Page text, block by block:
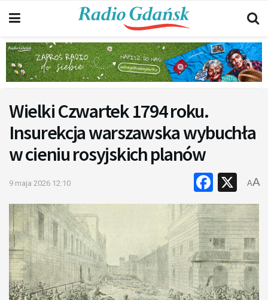
Wielki Czwartek 1794 roku.
Insurekcja warszawska wybuchła
w cieniu rosyjskich planów
9 maja 2026 12:10 X
AA